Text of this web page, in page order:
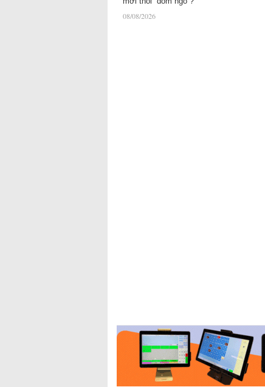
08/08/2026